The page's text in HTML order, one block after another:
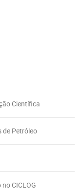
Científica
de Petróleo
CICLOG